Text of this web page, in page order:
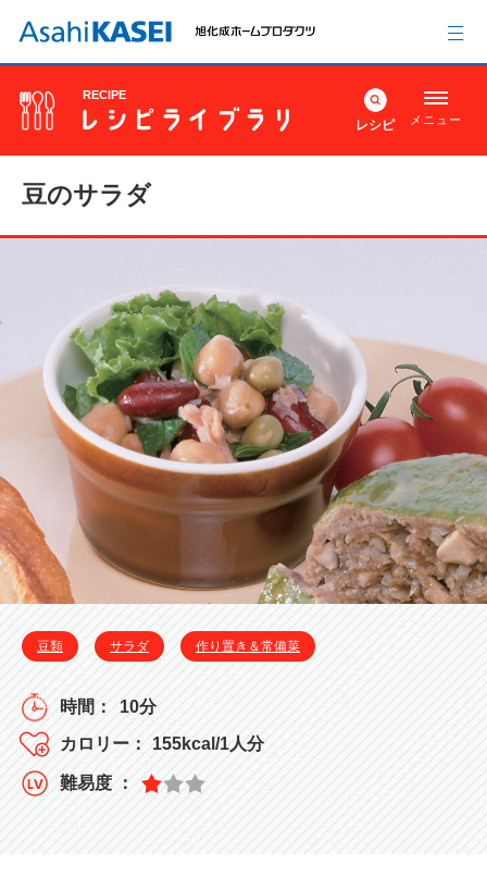
RECIPE
レシピ メニュー
豆のサラダ
豆類 サラダ 作り置き＆常備菜
10分
155kcal/1人分